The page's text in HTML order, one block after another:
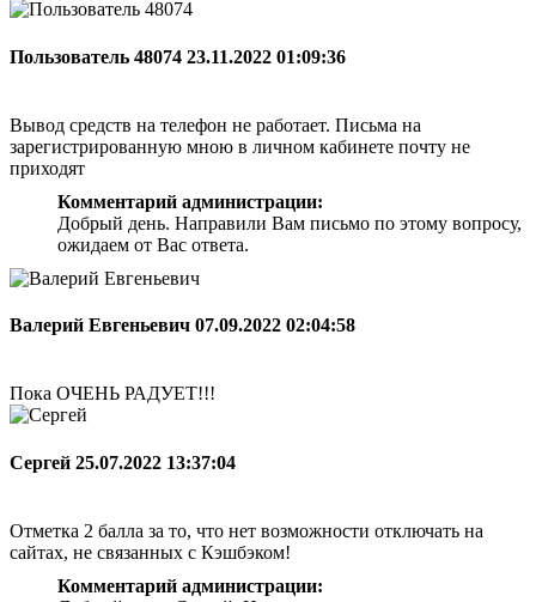
Пользователь 48074 23.11.2022 01:09:36
Вывод средств на телефон не работает. Письма на
зарегистрированную мною в личном кабинете почту не
приходят
Комментарий администрации:
Добрый день. Направили Вам письмо по этому вопросу,
ожидаем от Вас ответа.
Валерий Евгеньевич 07.09.2022 02:04:58
Пока ОЧЕНЬ РАДУЕТ!!!
Сергей 25.07.2022 13:37:04
Отметка 2 балла за то, что нет возможности отключать на
сайтах, не связанных с Кэшбэком!
Комментарий администрации: